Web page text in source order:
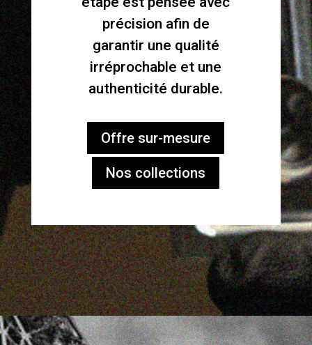
précision afin de
garantir une qualité
irréprochable et une
authenticité durable.
Offre sur-mesure
Nos collections